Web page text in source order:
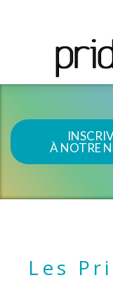
À NOTRE
Les